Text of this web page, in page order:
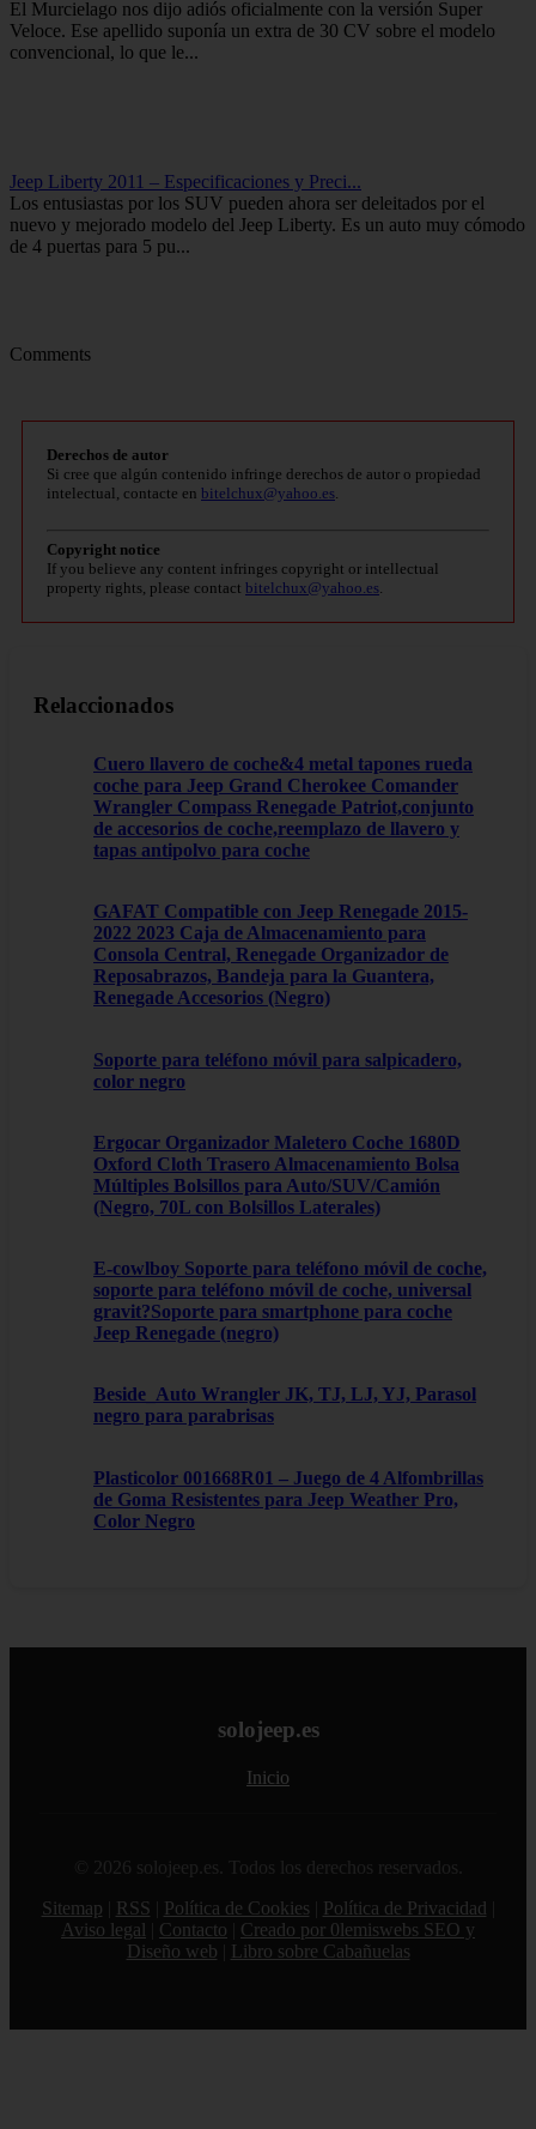
El Murcielago nos dijo adiós oficialmente con la versión Super
Veloce. Ese apellido suponía un extra de 30 CV sobre el modelo
convencional, lo que le...
Jeep Liberty 2011 – Especificaciones y Preci...
Los entusiastas por los SUV pueden ahora ser deleitados por el
nuevo y mejorado modelo del Jeep Liberty. Es un auto muy cómodo
de 4 puertas para 5 pu...
Comments
Derechos de autor
Si cree que algún contenido infringe derechos de autor o propiedad
intelectual, contacte en bitelchux@yahoo.es
Copyright notice
If you believe any content infringes copyright or intellectual
property rights, please contact bitelchux@yahoo.es
Relaccionados
Cuero llavero de coche&4 metal tapones rueda
coche para Jeep Grand Cherokee Comander
Wrangler Compass Renegade Patriot,conjunto
de accesorios de coche,reemplazo de llavero y
tapas antipolvo para coche
GAFAT Compatible con Jeep Renegade 2015-
2022 2023 Caja de Almacenamiento para
Consola Central, Renegade Organizador de
Reposabrazos, Bandeja para la Guantera,
Renegade Accesorios (Negro)
Soporte para teléfono móvil para salpicadero,
color negro
Ergocar Organizador Maletero Coche 1680D
Oxford Cloth Trasero Almacenamiento Bolsa
Múltiples Bolsillos para Auto/SUV/Camión
(Negro, 70L con Bolsillos Laterales)
E-cowlboy Soporte para teléfono móvil de coche,
soporte para teléfono móvil de coche, universal
gravit?Soporte para smartphone para coche
Jeep Renegade (negro)
Beside_Auto Wrangler JK, TJ, LJ, YJ, Parasol
negro para parabrisas
Plasticolor 001668R01 – Juego de 4 Alfombrillas
de Goma Resistentes para Jeep Weather Pro,
Color Negro
solojeep.es
Inicio
© 2026 solojeep.es. Todos los derechos reservados.
Sitemap
RSS Política de Cookies Política de Privacidad
Aviso legal
Contacto
Creado por 0lemiswebs SEO y
Diseño web
Libro sobre Cabañuelas